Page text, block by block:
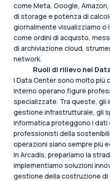
come Meta, Google,
di storage e potenza di
giornalmente visualizziamo o
come ordini di acquisto,
di archiviazione cloud,
network.
Ruoli di rilievo nei
I Data Center sono molto più
interno operano figure
specializzate. Tra queste, gli
gestione infrastrutturale, gli
informatica proteggono i dati
professionisti della
operazioni siano sempre più
In Arcadis, prepariamo la
implementiamo soluzioni
gestione della costruzione